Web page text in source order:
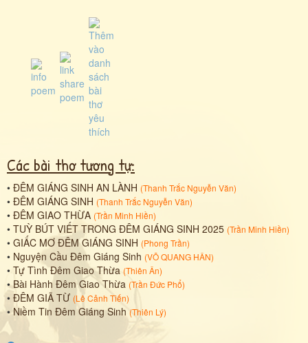
Các bài thơ tương tự:
• ĐÊM GIÁNG SINH AN LÀNH (Thanh Trắc Nguyễn Văn)
• ĐÊM GIÁNG SINH (Thanh Trắc Nguyễn Văn)
• ĐÊM GIAO THỪA (Trần Minh Hiền)
• TUỲ BÚT VIẾT TRONG ĐÊM GIÁNG SINH 2025 (Trần Minh Hiền)
• GIẤC MƠ ĐÊM GIÁNG SINH (Phong Trần)
• Nguyện Cầu Đêm Giáng Sinh (VÕ QUANG HÂN)
• Tự Tình Đêm Giao Thừa (Thiên Ân)
•Bài Hành Đêm Giao Thừa (Trần Đức Phổ)
• ĐÊM GIÃ TỪ (Lê Cảnh Tiến)
•Niềm Tin Đêm Giáng Sinh (Thiên Lý)